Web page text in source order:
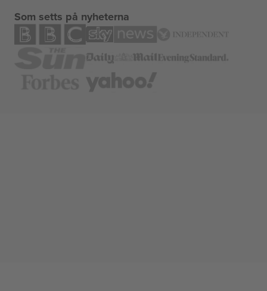
Som setts på nyheterna